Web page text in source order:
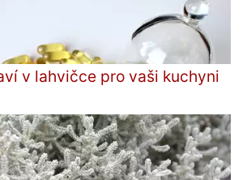
v lahvičce pro vaši kuchyni